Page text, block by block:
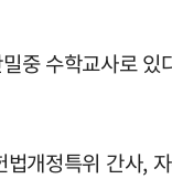
중 수학교사로
개정특위 간사,